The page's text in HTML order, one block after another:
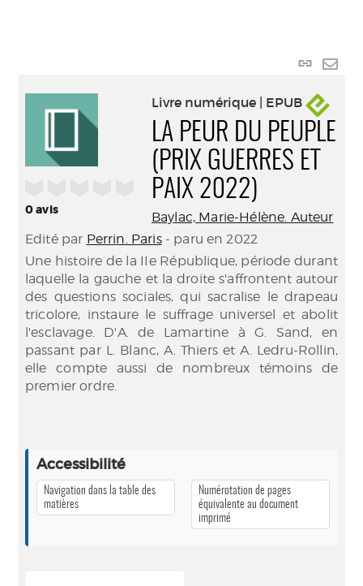
Lien
0avis
Livre numérique | EPUB
LA PEUR DU PEUPLE
(PRIX GUERRES ET
PAIX 2022)
Baylac, Marie-Hélène. Auteur
Edité par Perrin. Paris- paru en 2022
Une histoire de la IIe République, période durant
laquelle la gauche et la droite s'affrontent autour
des questions sociales, qui sacralise le drapeau
tricolore, instaure le suffrage universel et abolit
l'esclavage. D'A. de Lamartine à G. Sand, en
passant par L. Blanc, A. Thiers et A. Ledru-Rollin,
elle compte aussi de nombreux témoins de
premier ordre.
Accessibilité
Navigation dans la table des
matières
Numérotation de pages
équivalente au document
imprimé